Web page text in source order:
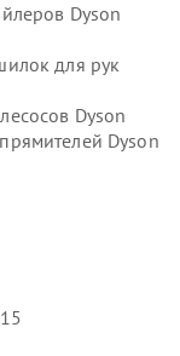
Dyson
для рук
Dyson
Dyson